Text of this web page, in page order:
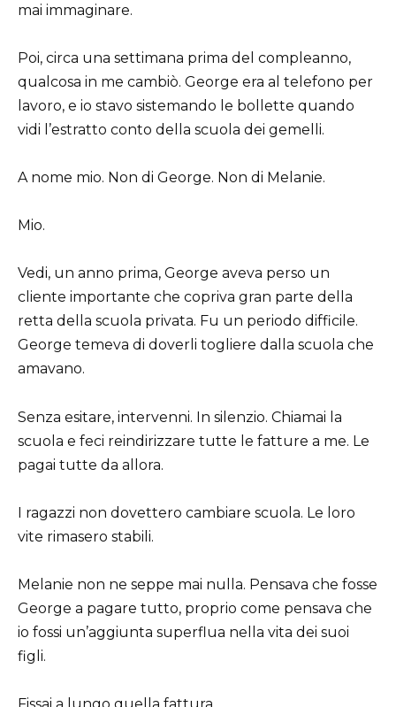
mai immaginare.
Poi, circa una settimana prima del compleanno,
qualcosa in me cambiò. George era al telefono per
lavoro, e io stavo sistemando le bollette quando
vidi l’estratto conto della scuola dei gemelli.
A nome mio. Non di George. Non di Melanie.
Mio.
Vedi, un anno prima, George aveva perso un
cliente importante che copriva gran parte della
retta della scuola privata. Fu un periodo difficile.
George temeva di doverli togliere dalla scuola che
amavano.
Senza esitare, intervenni. In silenzio. Chiamai la
scuola e feci reindirizzare tutte le fatture a me. Le
pagai tutte da allora.
I ragazzi non dovettero cambiare scuola. Le loro
vite rimasero stabili.
Melanie non ne seppe mai nulla. Pensava che fosse
George a pagare tutto, proprio come pensava che
io fossi un’aggiunta superflua nella vita dei suoi
figli.